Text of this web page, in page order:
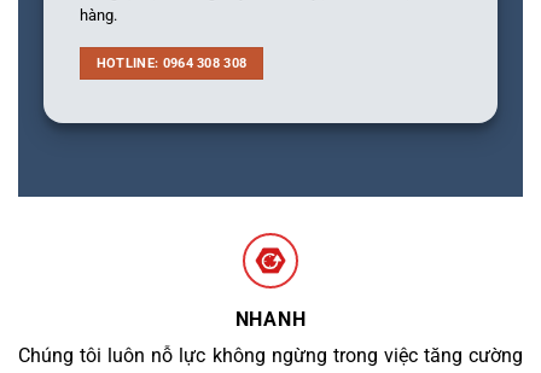
hàng.
HOTLINE: 0964 308 308
NHANH
Chúng tôi luôn nỗ lực không ngừng trong việc tăng cường